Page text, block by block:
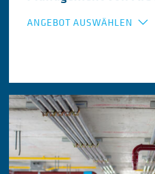
ANGEBOT AUSWÄHLEN
Erarbeitung von Konzepten,
Prozessbeschreibungen,
Operative und
Arbeitsschutz